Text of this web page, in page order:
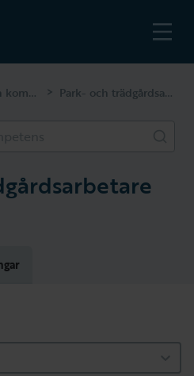
Lönestatistik och kompetenser > Park- och trädgårdsarbetare